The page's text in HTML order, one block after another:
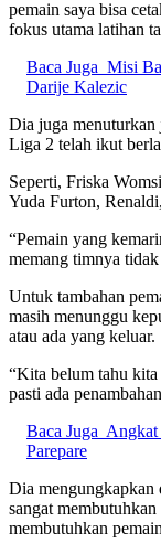
pemain saya bisa
fokus utama latihan
Baca Juga Misi
Darije Kalezic
Dia juga menuturkan
Liga 2 telah ikut
Seperti, Friska
Yuda Furton,
“Pemain yang
memang timnya
Untuk tambahan
masih menunggu
atau ada yang keluar.
“Kita belum tahu kita
pasti ada
Baca Juga Angkat
Parepare
Dia mengungkapkan
sangat
membutuhkan